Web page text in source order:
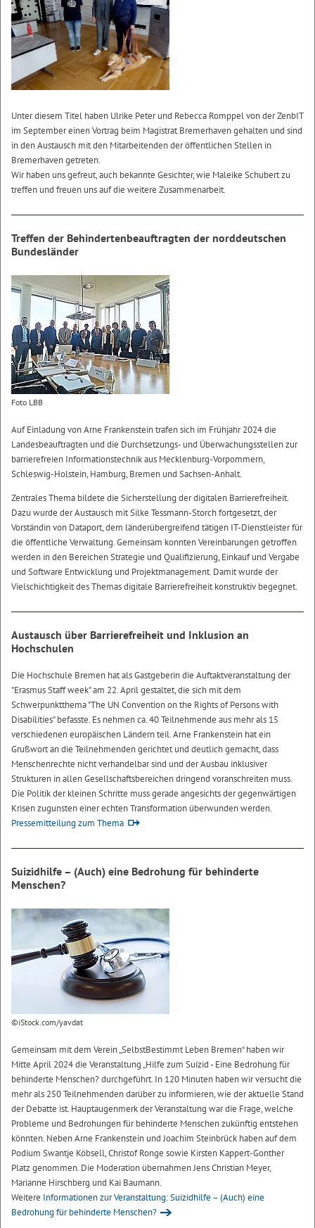
Unter diesem Titel haben Ulrike Peter und Rebecca Romppel von der ZenbIT
im September einen Vortrag beim Magistrat Bremerhaven gehalten und sind
in den Austausch mit den Mitarbeitenden der öffentlichen Stellen in
Bremerhaven getreten.
Wir haben uns gefreut, auch bekannte Gesichter, wie Maleike Schubert zu
treffen und freuen uns auf die weitere Zusammenarbeit.
Treffen der Behindertenbeauftragten der norddeutschen
Bundesländer
Foto LBB
Auf Einladung von Arne Frankenstein trafen sich im Frühjahr 2024 die
Landesbeauftragten und die Durchsetzungs- und Überwachungsstellen zur
barrierefreien Informationstechnik aus Mecklenburg-Vorpommern,
Schleswig-Holstein, Hamburg, Bremen und Sachsen-Anhalt.
Zentrales Thema bildete die Sicherstellung der digitalen Barrierefreiheit.
Dazu wurde der Austausch mit Silke Tessmann-Storch fortgesetzt, der
Vorständin von Dataport, dem länderübergreifend tätigen IT-Dienstleister für
die öffentliche Verwaltung. Gemeinsam konnten Vereinbarungen getroffen
werden in den Bereichen Strategie und Qualifizierung, Einkauf und Vergabe
und Software Entwicklung und Projektmanagement. Damit wurde der
Vielschichtigkeit des Themas digitale Barrierefreiheit konstruktiv begegnet.
Austausch über Barrierefreiheit und Inklusion an
Hochschulen
Die Hochschule Bremen hat als Gastgeberin die Auftaktveranstaltung der
"Erasmus Staff week" am 22. April gestaltet, die sich mit dem
Schwerpunktthema "The UN Convention on the Rights of Persons with
Disabilities" befasste. Es nehmen ca. 40 Teilnehmende aus mehr als 15
verschiedenen europäischen Ländern teil. Arne Frankenstein hat ein
Grußwort an die Teilnehmenden gerichtet und deutlich gemacht, dass
Menschenrechte nicht verhandelbar sind und der Ausbau inklusiver
Strukturen in allen Gesellschaftsbereichen dringend voranschreiten muss.
Die Politik der kleinen Schritte muss gerade angesichts der gegenwärtigen
Krisen zugunsten einer echten Transformation überwunden werden.
Pressemitteilung zum Thema
Suizidhilfe – (Auch) eine Bedrohung für behinderte
Menschen?
©iStock.com/yavdat
Gemeinsam mit dem Verein „SelbstBestimmt Leben Bremen“ haben wir
Mitte April 2024 die Veranstaltung „Hilfe zum Suizid - Eine Bedrohung für
behinderte Menschen? durchgeführt. In 120 Minuten haben wir versucht die
mehr als 250 Teilnehmenden darüber zu informieren, wie der aktuelle Stand
der Debatte ist. Hauptaugenmerk der Veranstaltung war die Frage, welche
Probleme und Bedrohungen für behinderte Menschen zukünftig entstehen
könnten. Neben Arne Frankenstein und Joachim Steinbrück haben auf dem
Podium Swantje Köbsell, Christof Ronge sowie Kirsten Kappert-Gonther
Platz genommen. Die Moderation übernahmen Jens Christian Meyer,
Marianne Hirschberg und Kai Baumann.
Weitere Informationen zur Veranstaltung: Suizidhilfe – (Auch) eine
Bedrohung für behinderte Menschen?